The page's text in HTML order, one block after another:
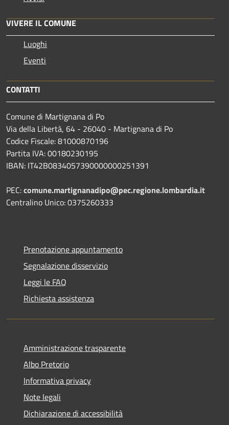
VIVERE IL COMUNE
Luoghi
Eventi
CONTATTI
Comune di Martignana di Po
Via della Libertà, 64 - 26040 - Martignana di Po
Codice Fiscale: 81000870196
Partita IVA: 00180230195
IBAN: IT42B0834057390000000251391
PEC:comune.martignanadipo@pec.regione.lombardia.it
Centralino Unico: 0375260333
Prenotazione appuntamento
Segnalazione disservizio
Leggi le FAQ
Richiesta assistenza
Amministrazione trasparente
Albo Pretorio
Informativa privacy
Note legali
Dichiarazione di accessibilità